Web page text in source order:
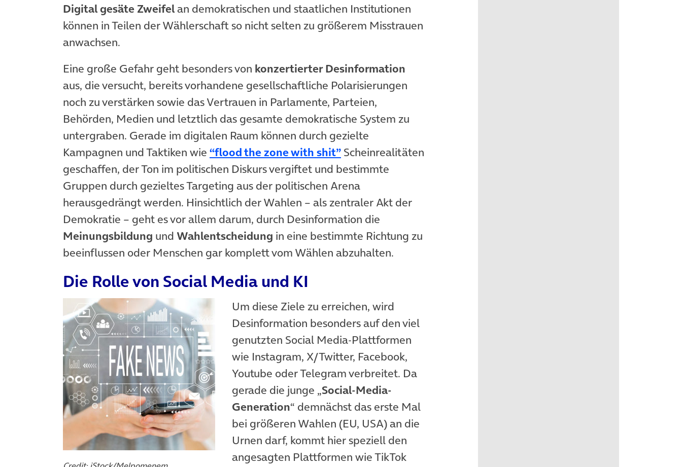
Digital gesäte Zweifelan demokratischen und staatlichen Institutionen
können in Teilen der Wählerschaft so nicht selten zu größerem Misstrauen
anwachsen.
Eine große Gefahr geht besonders von konzertierter Desinformation
aus, die versucht, bereits vorhandene gesellschaftliche Polarisierungen
noch zu verstärken sowie das Vertrauen in Parlamente, Parteien,
Behörden, Medien und letztlich das gesamte demokratische System zu
untergraben. Gerade im digitalen Raum können durch gezielte
Kampagnen und Taktiken wie “flood the zone with shit”(öffnet in neuem Tab)
Scheinrealitäten
geschaffen, der Ton im politischen Diskurs vergiftet und bestimmte
Gruppen durch gezieltes Targeting aus der politischen Arena
herausgedrängt werden. Hinsichtlich der Wahlen – als zentraler Akt der
Demokratie – geht es vor allem darum, durch Desinformation die
Meinungsbildung und Wahlentscheidung in eine bestimmte Richtung zu
beeinflussen oder Menschen gar komplett vom Wählen abzuhalten.
Die Rolle von Social Media und KI
Um diese Ziele zu erreichen, wird
Desinformation besonders auf den viel
genutzten Social Media-Plattformen
wie Instagram, X/Twitter, Facebook,
Youtube oder Telegram verbreitet. Da
gerade die junge „Social-Media-
Generation“ demnächst das erste Mal
bei größeren Wahlen (EU, USA) an die
Urnen darf, kommt hier speziell den
angesagten Plattformen wie TikTok